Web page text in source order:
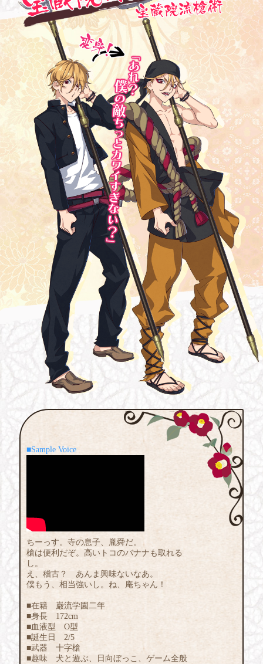
■Sample Voice
ちーっす。寺の息子、胤舜だ。
槍は便利だぞ。高いトコのバナナも取れる
し。
え、稽古？ あんま興味ないなあ。
僕もう、相当強いし。ね、庵ちゃん！
■在籍 巌流学園二年
■身長 172cm
■血液型 O型
■誕生日 2/5
■武器 十字槍
■趣味 犬と遊ぶ、日向ぼっこ、ゲーム全般